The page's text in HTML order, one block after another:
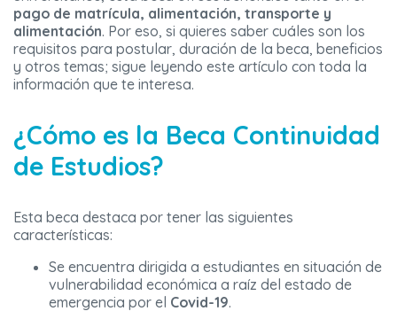
pago de matrícula, alimentación, transporte y
alimentación. Por eso, si quieres saber cuáles son los
requisitos para postular, duración de la beca, beneficios
y otros temas; sigue leyendo este artículo con toda la
información que te interesa.
¿Cómo es la Beca Continuidad
de Estudios?
Esta beca destaca por tener las siguientes
características:
Se encuentra dirigida a estudiantes en situación de
vulnerabilidad económica a raíz del estado de
emergencia por el Covid-19.